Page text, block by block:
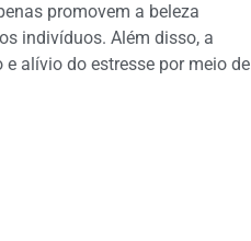
promovem a beleza
indivíduos. Além disso, a
alívio do estresse por meio de